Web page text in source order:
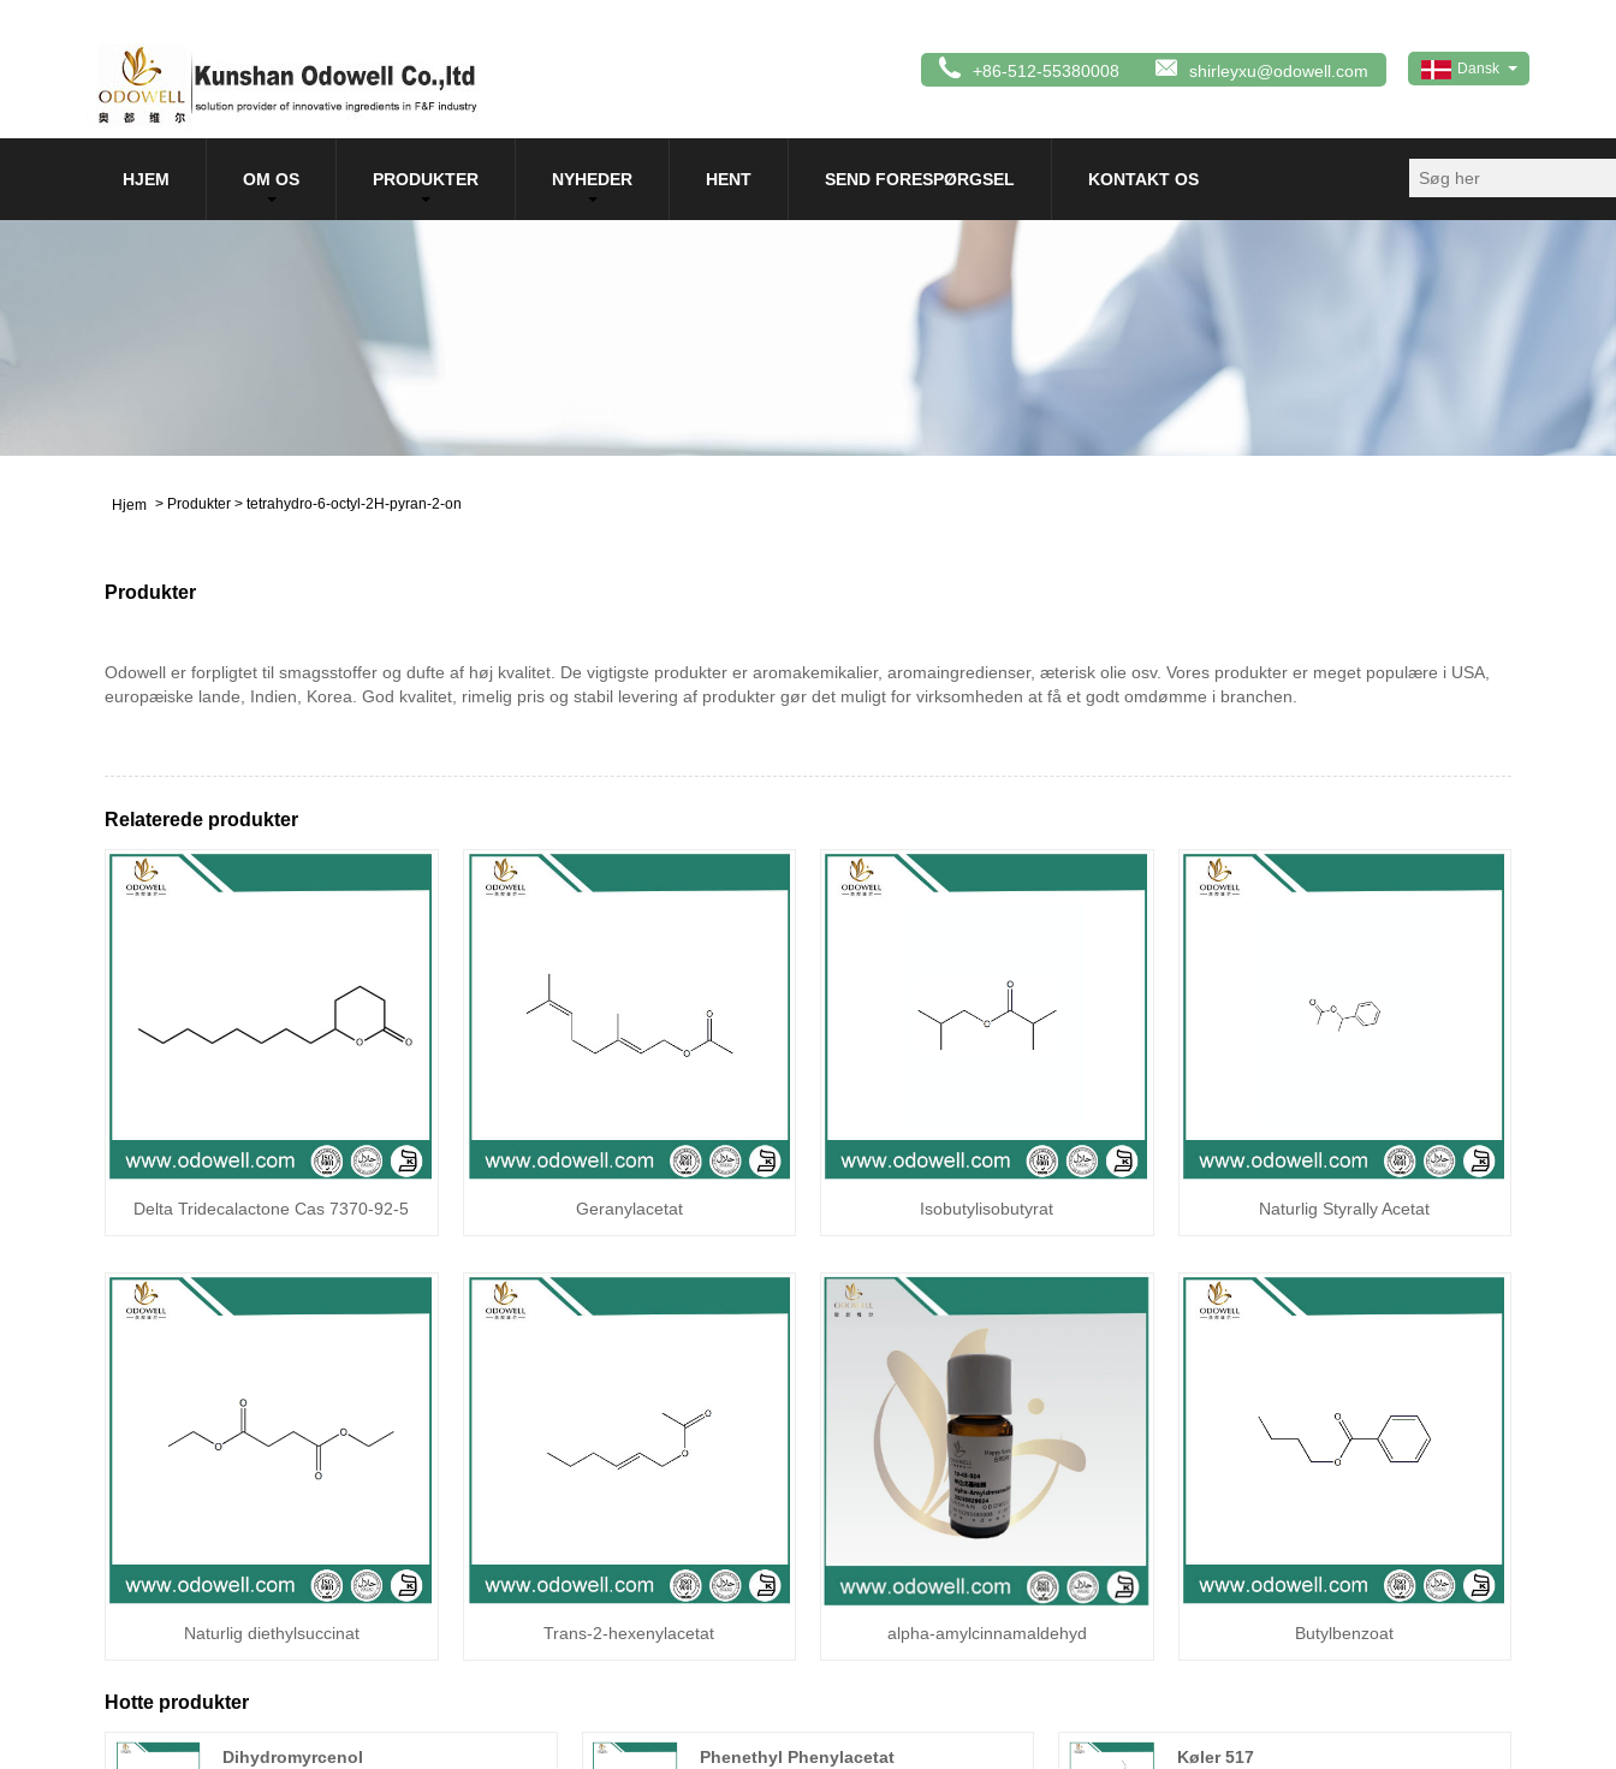
Dansk
+86-512-55380008 shirleyxu@odowell.com
HJEM OM OS PRODUKTER NYHEDER HENT SEND FORESPØRGSEL KONTAKT OS
Hjem > Produkter > tetrahydro-6-octyl-2H-pyran-2-on
Produkter
Odowell er forpligtet til smagsstoffer og dufte af høj kvalitet. De vigtigste produkter er aromakemikalier, aromaingredienser, æterisk olie osv. Vores produkter er meget populære i USA,
europæiske lande, Indien, Korea. God kvalitet, rimelig pris og stabil levering af produkter gør det muligt for virksomheden at få et godt omdømme i branchen.
Relaterede produkter
Delta Tridecalactone Cas 7370-92-5 Geranylacetat Isobutylisobutyrat Naturlig Styrally Acetat
Naturlig diethylsuccinat Trans-2-hexenylacetat alpha-amylcinnamaldehyd Butylbenzoat
Hotte produkter
Dihydromyrcenol Phenethyl Phenylacetat Køler 517